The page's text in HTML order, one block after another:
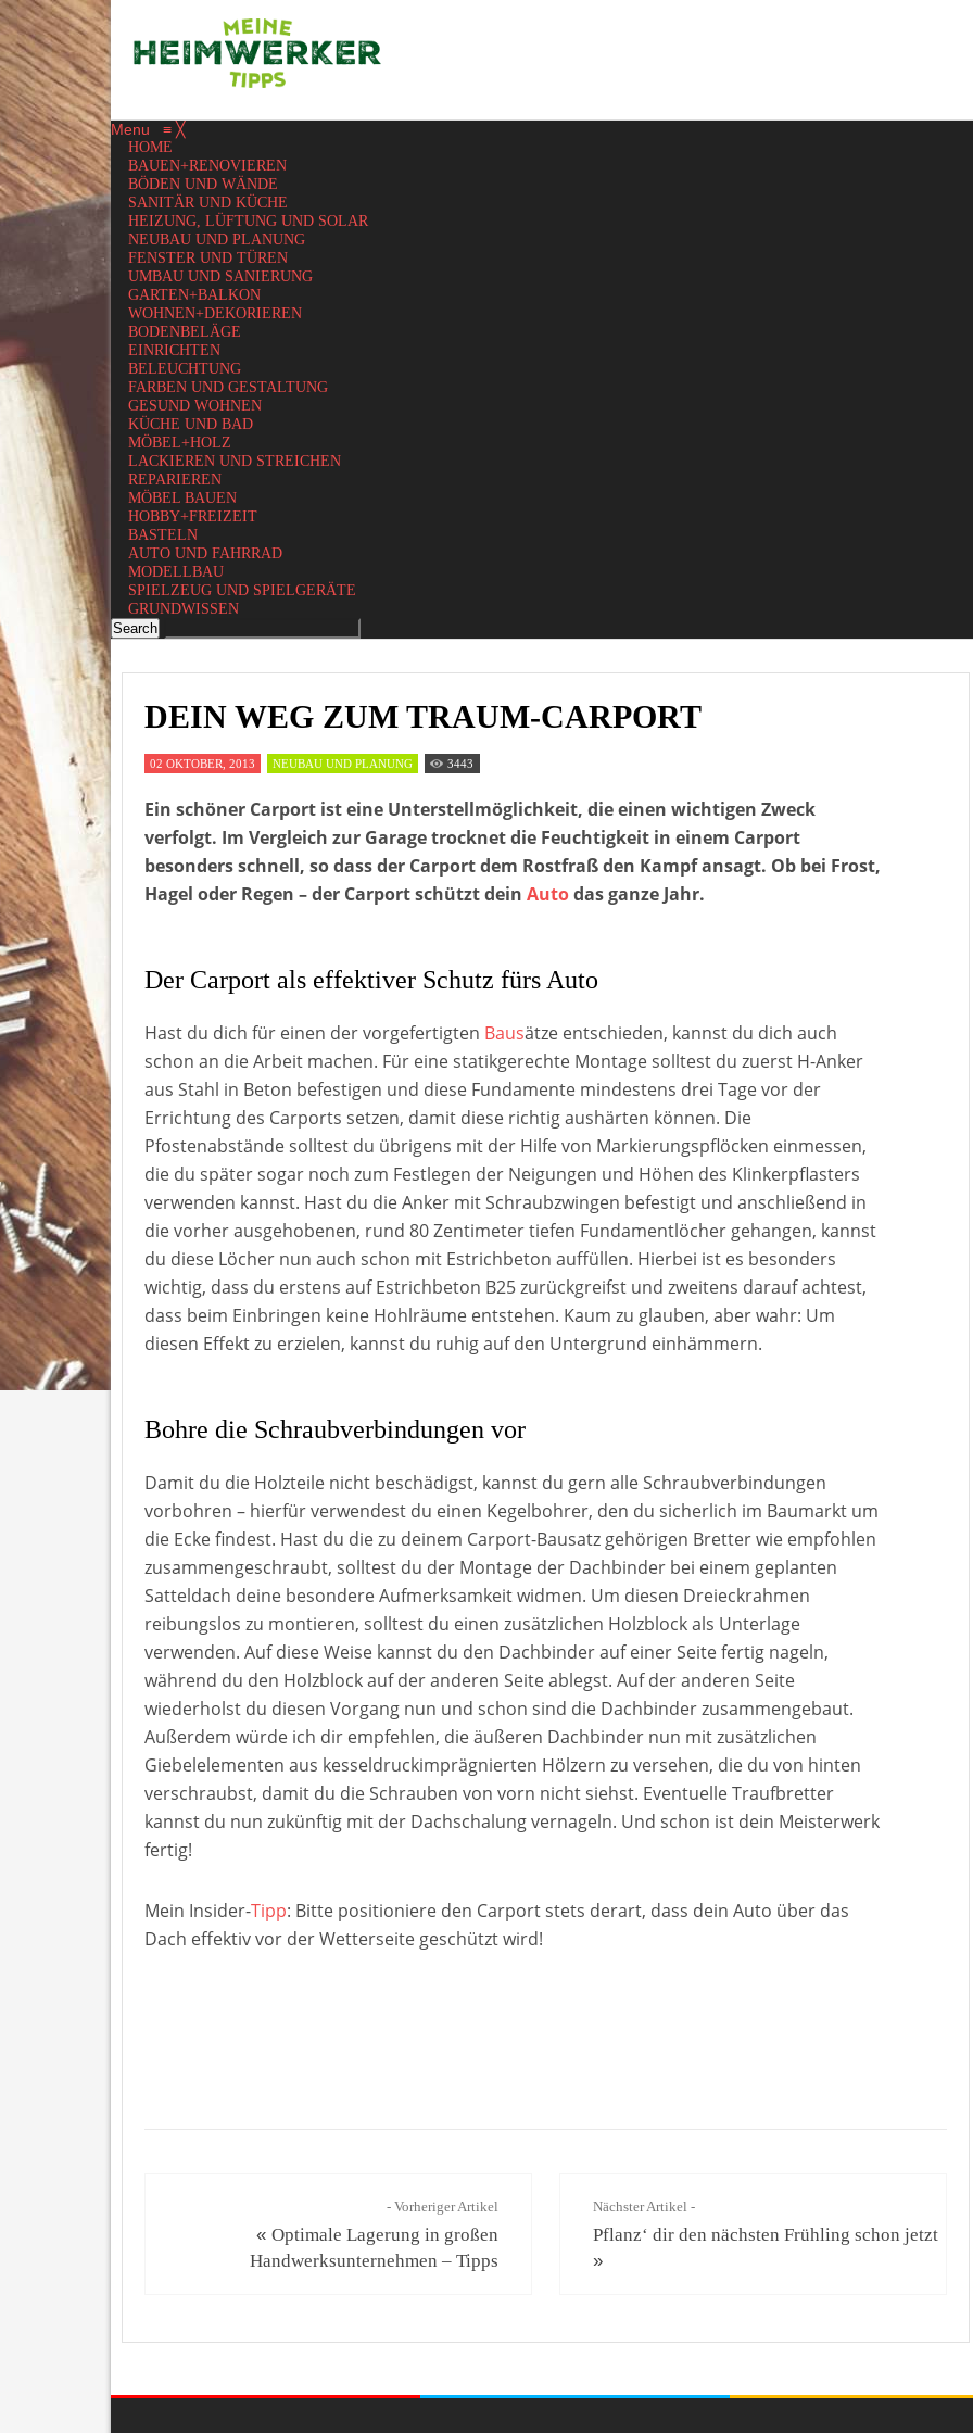
Menu ≡ ╳
HOME
BAUEN+RENOVIEREN
BÖDEN UND WÄNDE
SANITÄR UND KÜCHE
HEIZUNG, LÜFTUNG UND SOLAR
NEUBAU UND PLANUNG
FENSTER UND TÜREN
UMBAU UND SANIERUNG
GARTEN+BALKON
WOHNEN+DEKORIEREN
BODENBELÄGE
EINRICHTEN
BELEUCHTUNG
FARBEN UND GESTALTUNG
GESUND WOHNEN
KÜCHE UND BAD
MÖBEL+HOLZ
LACKIEREN UND STREICHEN
REPARIEREN
MÖBEL BAUEN
HOBBY+FREIZEIT
BASTELN
AUTO UND FAHRRAD
MODELLBAU
SPIELZEUG UND SPIELGERÄTE
GRUNDWISSEN
DEIN WEG ZUM TRAUM-CARPORT
02 OKTOBER, 2013 NEUBAU UND PLANUNG 3443
Ein schöner Carport ist eine Unterstellmöglichkeit, die einen wichtigen Zweck
verfolgt. Im Vergleich zur Garage trocknet die Feuchtigkeit in einem Carport
besonders schnell, so dass der Carport dem Rostfraß den Kampf ansagt. Ob bei Frost,
Hagel oder Regen – der Carport schützt dein Autodas ganze Jahr.
Der Carport als effektiver Schutz fürs Auto
Hast du dich für einen der vorgefertigten Bausätze entschieden, kannst du dich auch
schon an die Arbeit machen. Für eine statikgerechte Montage solltest du zuerst H-Anker
aus Stahl in Beton befestigen und diese Fundamente mindestens drei Tage vor der
Errichtung des Carports setzen, damit diese richtig aushärten können. Die
Pfostenabstände solltest du übrigens mit der Hilfe von Markierungspflöcken einmessen,
die du später sogar noch zum Festlegen der Neigungen und Höhen des Klinkerpflasters
verwenden kannst. Hast du die Anker mit Schraubzwingen befestigt und anschließend in
die vorher ausgehobenen, rund 80 Zentimeter tiefen Fundamentlöcher gehangen, kannst
du diese Löcher nun auch schon mit Estrichbeton auffüllen. Hierbei ist es besonders
wichtig, dass du erstens auf Estrichbeton B25 zurückgreifst und zweitens darauf achtest,
dass beim Einbringen keine Hohlräume entstehen. Kaum zu glauben, aber wahr: Um
diesen Effekt zu erzielen, kannst du ruhig auf den Untergrund einhämmern.
Bohre die Schraubverbindungen vor
Damit du die Holzteile nicht beschädigst, kannst du gern alle Schraubverbindungen
vorbohren – hierfür verwendest du einen Kegelbohrer, den du sicherlich im Baumarkt um
die Ecke findest. Hast du die zu deinem Carport-Bausatz gehörigen Bretter wie empfohlen
zusammengeschraubt, solltest du der Montage der Dachbinder bei einem geplanten
Satteldach deine besondere Aufmerksamkeit widmen. Um diesen Dreieckrahmen
reibungslos zu montieren, solltest du einen zusätzlichen Holzblock als Unterlage
verwenden. Auf diese Weise kannst du den Dachbinder auf einer Seite fertig nageln,
während du den Holzblock auf der anderen Seite ablegst. Auf der anderen Seite
wiederholst du diesen Vorgang nun und schon sind die Dachbinder zusammengebaut.
Außerdem würde ich dir empfehlen, die äußeren Dachbinder nun mit zusätzlichen
Giebelelementen aus kesseldruckimprägnierten Hölzern zu versehen, die du von hinten
verschraubst, damit du die Schrauben von vorn nicht siehst. Eventuelle Traufbretter
kannst du nun zukünftig mit der Dachschalung vernageln. Und schon ist dein Meisterwerk
fertig!
Mein Insider-Tipp: Bitte positioniere den Carport stets derart, dass dein Auto über das
Dach effektiv vor der Wetterseite geschützt wird!
- Vorheriger Artikel
« Optimale Lagerung in großen
Handwerksunternehmen – Tipps
Nächster Artikel -
Pflanz‘ dir den nächsten Frühling schon jetzt
»